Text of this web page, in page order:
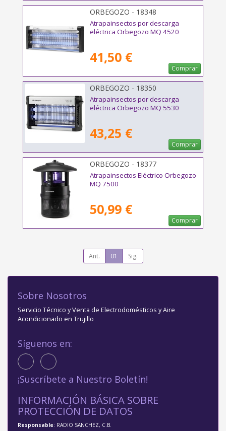
ORBEGOZO - 18348
Atrapainsectos por descarga
eléctrica Orbegozo MQ 4520
41,50 €
Comprar
ORBEGOZO - 18350
Atrapainsectos por descarga
eléctrica Orbegozo MQ 5530
43,25 €
Comprar
ORBEGOZO - 18377
Atrapainsectos Eléctrico Orbegozo
MQ 7500
50,99 €
Comprar
Ant. 01 Sig.
Sobre Nosotros
Servicio Técnico y Venta de Electrodomésticos y Aire
Acondicionado en Trujillo
Síguenos en:
¡Suscríbete a Nuestro Boletín!
INFORMACIÓN BÁSICA SOBRE
PROTECCIÓN DE DATOS
Responsable: RADIO SANCHEZ, C.B.